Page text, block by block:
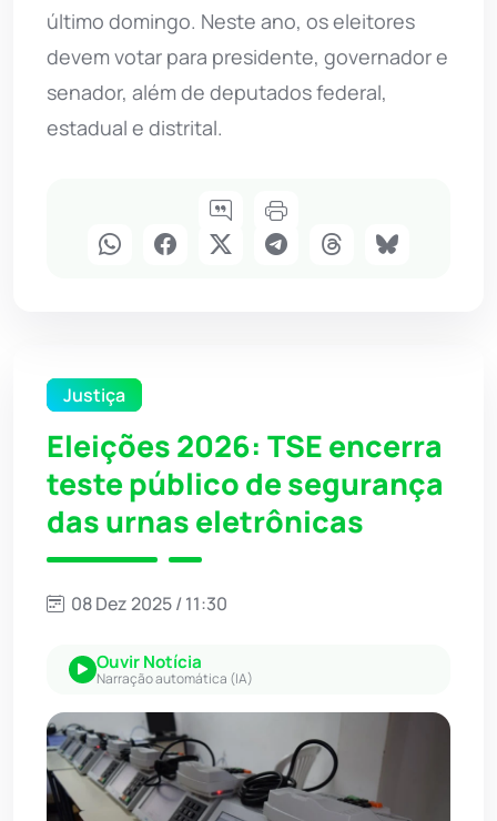
último domingo. Neste ano, os eleitores
devem votar para presidente, governador e
senador, além de deputados federal,
estadual e distrital.
Justiça
Eleições 2026: TSE encerra
teste público de segurança
das urnas eletrônicas
08 Dez 2025 / 11:30
Ouvir Notícia
Narração automática (IA)